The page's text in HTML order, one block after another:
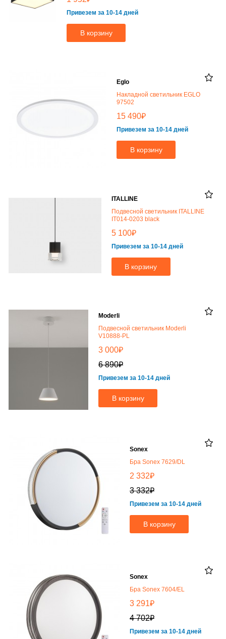
Привезем за 10-14 дней
В корзину
Eglo
Накладной светильник EGLO
97502
15 490₽
Привезем за 10-14 дней
В корзину
ITALLINE
Подвесной светильник ITALLINE
IT014-0203 black
5 100₽
Привезем за 10-14 дней
В корзину
Moderli
Подвесной светильник Moderli
V10888-PL
3 000₽
6 890₽
Привезем за 10-14 дней
В корзину
Sonex
Бра Sonex 7629/DL
2 332₽
3 332₽
Привезем за 10-14 дней
В корзину
Sonex
Бра Sonex 7604/EL
3 291₽
4 702₽
Привезем за 10-14 дней